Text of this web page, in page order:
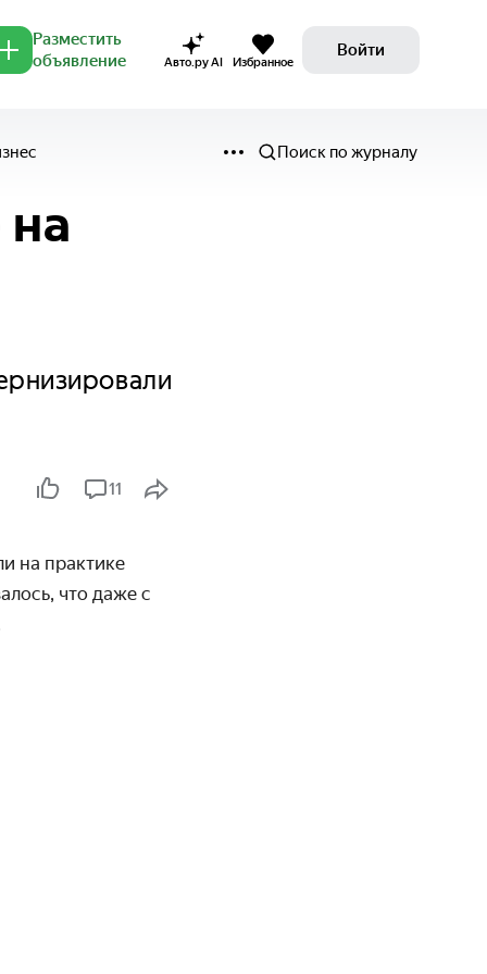
Разместить
объявление
Авто.ру AI Избранное
Войти
Поиск по журналу
11
на практике
что даже с